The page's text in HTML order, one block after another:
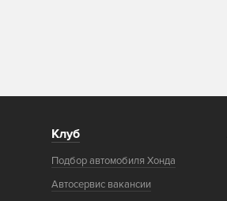
Клуб
Подбор автомобиля Хонда
Автосервис вакансии